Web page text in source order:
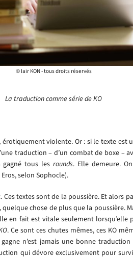
© Iair KON - tous droits réservés
La traduction comme série de KO
violente. Or : si le texte est
traduction – d’un combat de boxe –
gagné tous lesrounds. Elle demeure.
selon Sophocle).
textes sont de la poussière. Et alors
quelque chose de plus que la poussière.
en fait est vitale seulement lorsqu’elle
. Ce sont ces chutes mêmes, ces KO
n’est jamais une bonne
qui dévore exclusivement pour